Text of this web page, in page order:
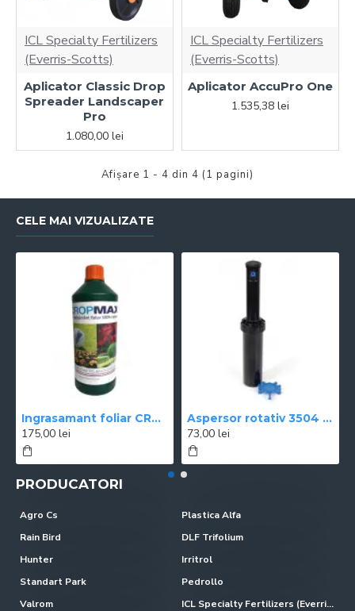
ICL Specialty Fertilizers
(Everris-Scotts)
Aplicator Classic Drop
Spreader Landscaper
Pro
1.080,00 lei
ICL Specialty Fertilizers
(Everris-Scotts)
Aplicator AccuPro One
1.535,38 lei
Afişare 1 - 4 din 4 (1 pagini)
CELE MAI VIZUALIZATE
Ingrasamant foliar CROPMAX 1 l
175,00 lei
Aspersor rotativ 3504 Rain Bird
73,00 lei
PRODUCATORI
Agro Cs
Plastica Alfa
Rain Bird
DLF Trifolium
Hunter
Irritrol
Standart Park
Pedrollo
Valrom
ICL Specialty Fertilizers (Everris-Scotts)